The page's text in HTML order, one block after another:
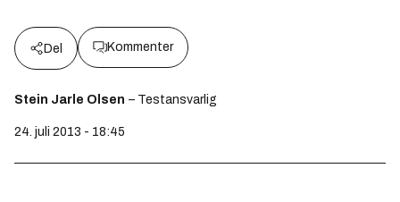
Del Kommenter
Stein Jarle Olsen – Testansvarlig
24. juli 2013 - 18:45